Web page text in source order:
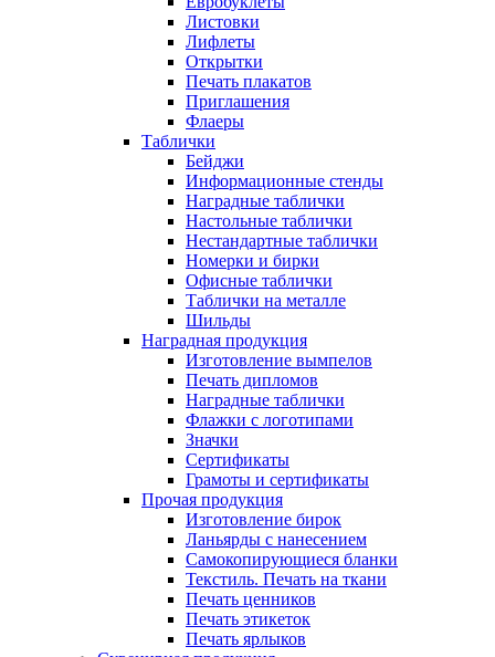
Листовки
Лифлеты
Открытки
Печать плакатов
Приглашения
Флаеры
Таблички
Бейджи
Информационные стенды
Наградные таблички
Настольные таблички
Нестандартные таблички
Номерки и бирки
Офисные таблички
Таблички на металле
Шильды
Наградная продукция
Изготовление вымпелов
Печать дипломов
Наградные таблички
Флажки с логотипами
Значки
Сертификаты
Грамоты и сертификаты
Прочая продукция
Изготовление бирок
Ланьярды с нанесением
Самокопирующиеся бланки
Текстиль. Печать на ткани
Печать ценников
Печать этикеток
Печать ярлыков